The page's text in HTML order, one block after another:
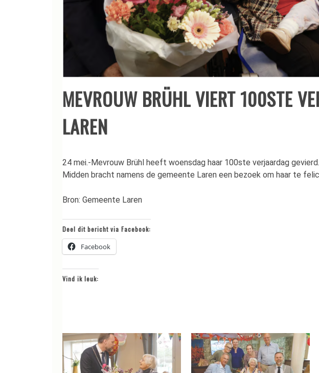
MEVROUW BRÜHL VIERT 100STE
LAREN
24 mei.-Mevrouw Brühl heeft woensdag haar 100ste verjaardag
Midden bracht namens de gemeente Laren een bezoek om haar te
Bron: Gemeente Laren
Deel dit bericht via Facebook:
Facebook
Vind ik leuk: